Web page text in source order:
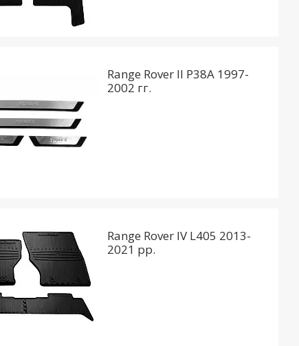
Range Rover II P38A 1997-
2002 гг.
Range Rover IV L405 2013-
2021 рр.